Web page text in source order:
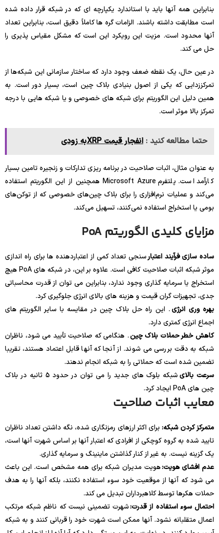
بنابراین همه آنها باید با استاندارد یکپارچه ای که در شبکه قرار داده شده
است مطابقت داشته باشند. الزامات گره ها کاملاً دقیق است، بنابراین تعداد
آنها محدود است. مزیت این رویکرد این است که مشکل مقیاس پذیری را
حل می کند.
در عین حال، یک نقطه ضعف وجود دارد که ساختار سازمانی این شبکه‌ها از
تمرکززدایی که یکی از اصول بنیادی بلاک چین است، بسیار دور است. به
همین دلیل این الگوریتم برای شبکه های خصوصی و یا شبکه هایی با درجه
تمرکز بالا موثر است.
حتما مطالعه کنید : انفجار قیمت XRP به زودی
به عنوان مثال، اثبات صلاحیت در برنامه ریزی تدارکات و زنجیره تامین بسیار
کارآمد است. پلتفرم Microsoft Azure همچنین از این الگوریتم استفاده
می‌کند و عملیات نرم‌افزاری را برای بلاک چین‌های خصوصی که از توکن‌های
بومی یا استخراج استفاده نمی‌کنند، تسهیل می‌کند.
مزایای کلیدی الگوریتم PoA
ساده سازی فرآیند اعتبارسنجی تعداد کمی از اعتباردهنده ها برای راه اندازی
موثر شبکه اثبات صلاحیت کافی است. علاوه بر این، در شبکه های PoA هیچ
استخراج یا سرمایه گذاری وجود ندارد، بنابراین می توان از قدرت محاسباتی
جدی، تجهیزات گران قیمت و هزینه های بالای انرژی جلوگیری کرد.
بهره وری انرژی. این راه حل بلاک چین در مقایسه با سایر الگوریتم های
اجماع انرژی کمتری دارد.
کاهش خطر حملات بلاک چین. هنگامی که صلاحیت تأیید می شود، ناظران
شبکه به دقت بررسی می شوند. از آنجا که آنها قابل اعتماد هستند، تقریبا
تضمین شده است که حملاتی را به شبکه انجام ندهند.
سرعت بالای
شبکه بلوک های جدید را می توان در حدود 5 ثانیه در بلاک
چین های PoA ایجاد کرد.
معایب اثبات صلاحیت
متمرکز کردن شبکه: برای اکثر ارزهای رمزنگاری شده، نگه داشتن تعداد ناظران
تایید شده به گروه کوچکی از افرادی که اعتبار آنها بر اساس شهرت آنها است،
یک گزینه نیست. به غیر از کنار گذاشتن ماینینگ و سرمایه گذاری.
عدم افشای هویت:هویت مدیران شبکه برای همه مشخص است. این باعث
می شود که آنها از موقعیت خود سوء استفاده نکنند، بلکه آنها را به هدف
حملات هکرها توسط کلاهبرداران تبدیل می کند.
احتمال سوء استفاده از قدرت:شهرت تضمینی نیست که ناظم شبکه مرتکب
اعمال متقلبانه نشود. آنها ممکن است شهرت خود را قربانی کنند و به شبکه